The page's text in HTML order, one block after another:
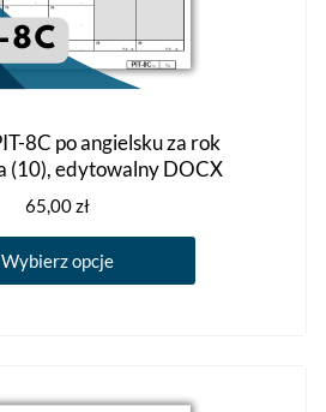
8C po angielsku za rok
(10), edytowalny DOCX
65,00zł
Wybierz opcje
produkt